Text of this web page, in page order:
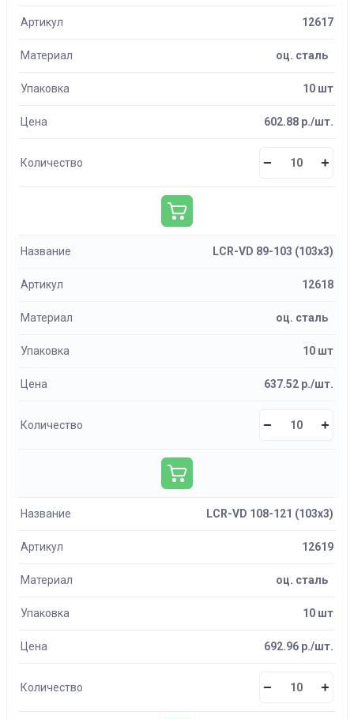
Артикул 12617
Материал оц. сталь
Упаковка 10 шт
Цена 602.88 р./шт.
Количество
Название LCR-VD 89-103 (103х3)
Артикул 12618
Материал оц. сталь
Упаковка 10 шт
Цена 637.52 р./шт.
Количество
Название LCR-VD 108-121 (103х3)
Артикул 12619
Материал оц. сталь
Упаковка 10 шт
Цена 692.96 р./шт.
Количество